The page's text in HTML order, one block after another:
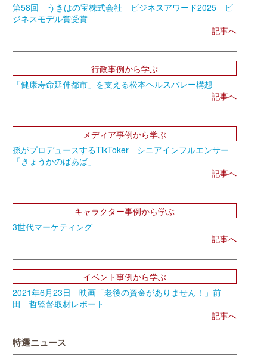
第58回 うきはの宝株式会社 ビジネスアワード2025 ビ
ジネスモデル賞受賞
記事へ
行政事例から学ぶ
「健康寿命延伸都市」を支える松本ヘルスバレー構想
記事へ
メディア事例から学ぶ
孫がプロデュースするTikToker シニアインフルエンサー
「きょうかのばあば」
記事へ
キャラクター事例から学ぶ
3世代マーケティング
記事へ
イベント事例から学ぶ
2021年6月23日 映画「老後の資金がありません！」前
田 哲監督取材レポート
記事へ
特選ニュース